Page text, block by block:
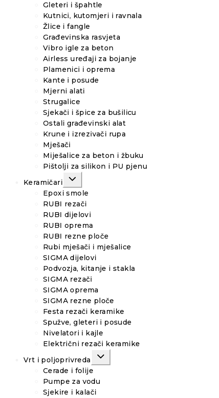
Gleteri i špahtle
Kutnici, kutomjeri i ravnala
Žlice i fangle
Građevinska rasvjeta
Vibro igle za beton
Airless uređaji za bojanje
Plamenici i oprema
Kante i posude
Mjerni alati
Strugalice
Sjekači i špice za bušilicu
Ostali građevinski alat
Krune i izrezivači rupa
Mješači
Miješalice za beton i žbuku
Pištolji za silikon i PU pjenu
Keramičari
TOGGLE
MENU
Epoxi smole
RUBI rezači
RUBI dijelovi
RUBI oprema
RUBI rezne ploče
Rubi mješači i mješalice
SIGMA dijelovi
Podvozja, kitanje i stakla
SIGMA rezači
SIGMA oprema
SIGMA rezne ploče
Festa rezači keramike
Spužve, gleteri i posude
Nivelatori i kajle
Električni rezači keramike
Vrt i poljoprivreda
TOGGLE
Cerade i folije
Pumpe za vodu
Sjekire i kalači